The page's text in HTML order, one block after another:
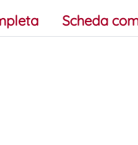
Scheda